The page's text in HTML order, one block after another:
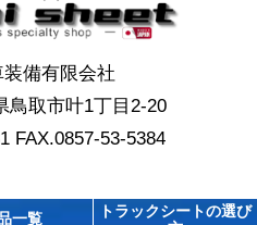
備有限会社
鳥取市叶1丁目2-20
FAX.0857-53-5384
一覧
トラックシートの選び